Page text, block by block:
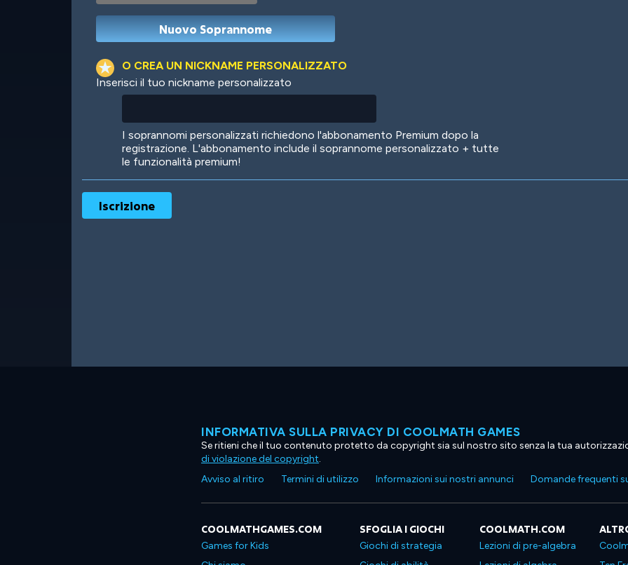
Robotic International
Ooh! Aah!
O CREA UN NICKNAME PERSONALIZZATO
Inserisci il tuo nickname personalizzato
I soprannomi personalizzati richiedono l'abbonamento Premium dopo la
registrazione. L'abbonamento include il soprannome personalizzato + tutte
le funzionalità premium!
INFORMATIVA SULLA PRIVACY DI COOLMATH GAMES
Se ritieni che il tuo contenuto protetto da copyright sia sul nostro sito senza la tua
di violazione del copyright.
Avviso al ritiro
Termini di utilizzo Informazioni sui nostri annunci Domande frequenti
COOLMATHGAMES.COM
Games for Kids
SFOGLIA I GIOCHI
Giochi di strategia
COOLMATH.COM
Lezioni di pre-algebra